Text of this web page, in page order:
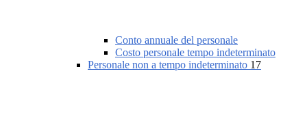
Conto annuale del personale
Costo personale tempo indeterminato
Personale non a tempo indeterminato 17